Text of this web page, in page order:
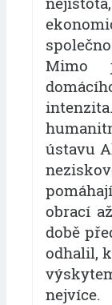
Mimo
ústavu
obrací
době
odhalil,
nejvíce.